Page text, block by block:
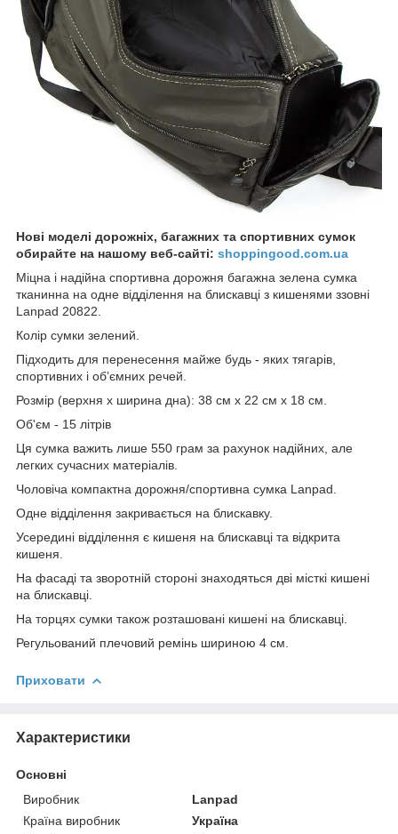
Нові моделі дорожніх, багажних та спортивних сумок
обирайте на нашому веб-сайті: shoppingood.com.ua
Міцна і надійна спортивна дорожня багажна зелена сумка
тканинна на одне відділення на блискавці з кишенями ззовні
Lanpad 20822.
Колір сумки зелений.
Підходить для перенесення майже будь - яких тягарів,
спортивних і об’ємних речей.
Розмір (верхня x ширина дна): 38 см х 22 см х 18 см.
Об'єм - 15 літрів
Ця сумка важить лише 550 грам за рахунок надійних, але
легких сучасних матеріалів.
Чоловіча компактна дорожня/спортивна сумка Lanpad.
Одне відділення закривається на блискавку.
Усередині відділення є кишеня на блискавці та відкрита
кишеня.
На фасаді та зворотній стороні знаходяться дві місткі кишені
на блискавці.
На торцях сумки також розташовані кишені на блискавці.
Регульований плечовий ремінь шириною 4 см.
Приховати
Характеристики
Основні
Виробник
Lanpad
Країна виробник
Україна